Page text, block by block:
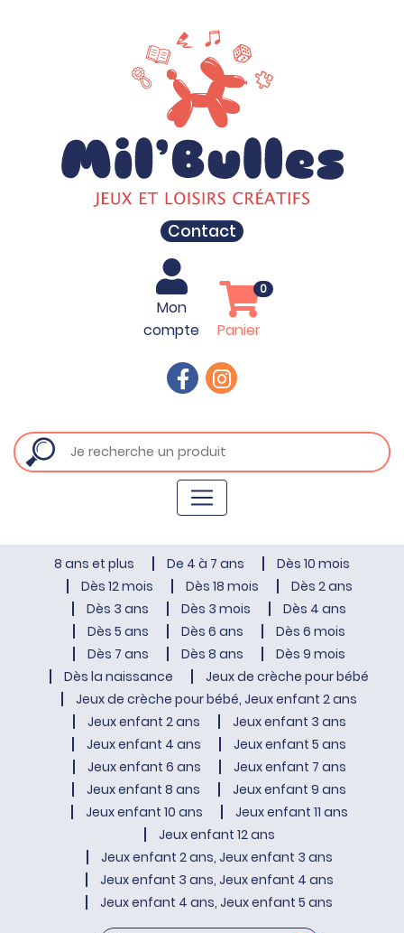
Contact
Mon
compte
Panier
0
8 ans et plus De 4 à 7 ans
Dès 10 mois
Dès 12 mois
Dès 18 mois
Dès 2 ans
Dès 3 ans
Dès 3 mois
Dès 4 ans
Dès 5 ans
Dès 6 ans
Dès 6 mois
Dès 7 ans
Dès 8 ans
Dès 9 mois
Dès la naissance
Jeux de crèche pour bébé
Jeux de crèche pour bébé, Jeux enfant 2 ans
Jeux enfant 2 ans
Jeux enfant 3 ans
Jeux enfant 4 ans
Jeux enfant 5 ans
Jeux enfant 6 ans
Jeux enfant 7 ans
Jeux enfant 8 ans
Jeux enfant 9 ans
Jeux enfant 10 ans
Jeux enfant 11 ans
Jeux enfant 12 ans
Jeux enfant 2 ans, Jeux enfant 3 ans
Jeux enfant 3 ans, Jeux enfant 4 ans
Jeux enfant 4 ans, Jeux enfant 5 ans